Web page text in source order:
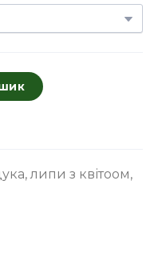
липи з квітоом,